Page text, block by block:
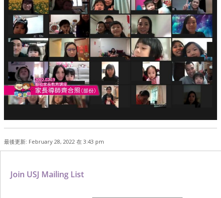
最後更新: February 28, 2022 在 3:43 pm
Join USJ Mailing List